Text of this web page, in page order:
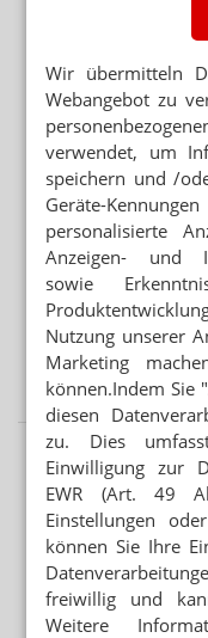
Wir übermitteln
Webangebot zu
verwendet, um
speichern und /
Geräte-
personalisierte
Anzeigen- und
sowie
Nutzung unserer
Marketing
können.Indem Sie
diesen
zu. Dies
Einwilligung zur
EWR (Art. 49
Einstellungen
können Sie Ihre
freiwillig und
Weitere
West-Nil-Fieber in
MEHR HITZETOTE
Hitzeschutz: Was
Mehr aus
APORETRO – DER
Apotheken sollen
PREISSENKUNG
Monatswechsel:
GESETZGEBER
Urteil verbietet